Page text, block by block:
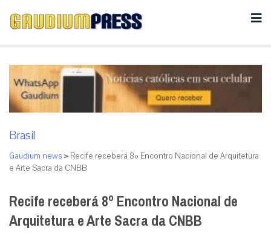
Brasil
Gaudium news > Recife receberá 8º Encontro Nacional de Arquitetura
e Arte Sacra da CNBB
Recife receberá 8º Encontro Nacional de
Arquitetura e Arte Sacra da CNBB